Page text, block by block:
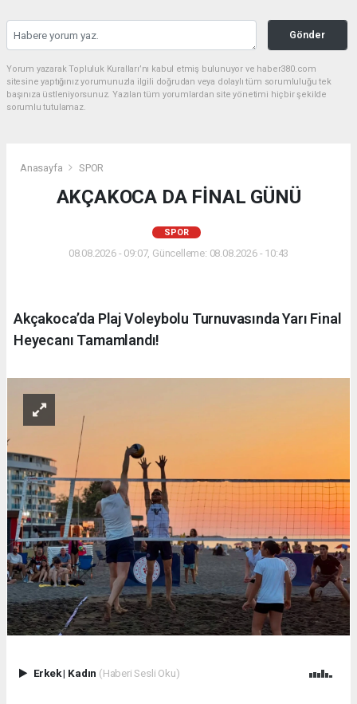
Gönder
Yorum yazarak Topluluk Kuralları’nı kabul etmiş bulunuyor ve haber380.com
sitesine yaptığınız yorumunuzla ilgili doğrudan veya dolaylı tüm sorumluluğu tek
başınıza üstleniyorsunuz. Yazılan tüm yorumlardan site yönetimi hiçbir şekilde
sorumlu tutulamaz.
Anasayfa SPOR
AKÇAKOCA DA FİNAL GÜNÜ
SPOR
08.08.2026 - 09:07, Güncelleme: 08.08.2026 - 10:43
Akçakoca’da Plaj Voleybolu Turnuvasında Yarı Final
Heyecanı Tamamlandı!
Erkek| Kadın (Haberi Sesli Oku)